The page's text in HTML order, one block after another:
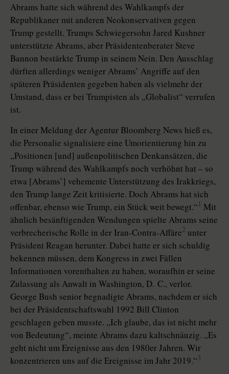
Abrams hatte sich während des Wahlkampfs der
Republikaner mit anderen Neokonservativen gegen
Trump gestellt. Trumps Schwiegersohn Jared Kushner
unterstützte Abrams, aber Präsidentenberater Steve
Bannon bestärkte Trump in seinem Nein. Den Ausschlag
dürften allerdings weniger Abrams’ Angriffe auf den
späteren Präsidenten gegeben haben als vielmehr der
Umstand, dass er bei Trumpisten als „Globalist“ verrufen
ist.
In einer Meldung der Agentur Bloomberg News hieß es,
die Personalie signalisiere eine Umorientierung hin zu
„Positionen [und] außenpolitischen Denkansätzen, die
Trump während des Wahlkampfs noch verhöhnt hat – so
etwa [Abrams’] vehemente Unterstützung des Irakkriegs,
den Trump lange Zeit kritisierte. Doch Abrams hat sich
offenbar, ebenso wie Trump, ein Stück weit bewegt.“ 1 Mit
ähnlich besänftigenden Wendungen spielte Abrams seine
verbrecherische Rolle in der Iran-Contra-Affäre2 unter
Präsident Reagan herunter. Dabei hatte er sich schuldig
bekennen müssen, dem Kongress in zwei Fällen
Informationen vorenthalten zu haben, woraufhin er seine
Zulassung als Anwalt in Washington, D. C., verlor.
George Bush senior begnadigte Abrams, nachdem er sich
bei der Präsidentschaftswahl 1992 Bill Clinton
geschlagen geben musste. „Ich glaube, das ist nicht mehr
von Bedeutung“, meinte Abrams dazu kaltschnäuzig. „Es
geht nicht um Ereignisse aus den 1980er Jahren. Wir
konzentrieren uns auf die Ereignisse im Jahr 2019.“3